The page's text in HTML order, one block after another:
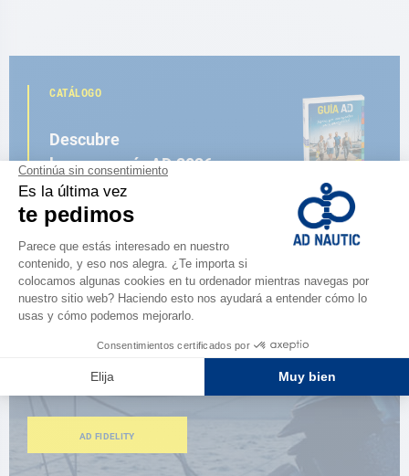
CATÁLOGO
Descubre
la nueva guía AD 2026
NAVEGAR POR EL CATÁLOGO
ESPACIO FIDELIDAD
¿Eres apasionado?
AD FIDELITY